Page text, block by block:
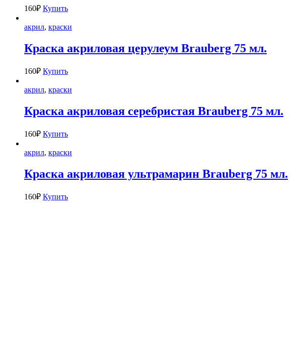
160₽ Купить
акрил, краски
Краска акриловая церулеум Brauberg 75 мл.
160₽ Купить
акрил, краски
Краска акриловая серебристая Brauberg 75 мл.
160₽ Купить
акрил, краски
Краска акриловая ультрамарин Brauberg 75 мл.
160₽ Купить